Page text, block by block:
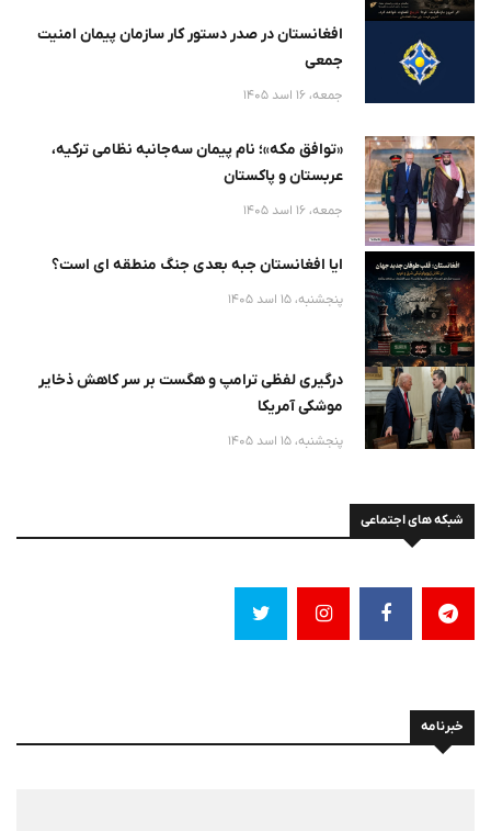
افغانستان در صدر دستور کار سازمان پیمان امنیت
جمعی
جمعه، 16 اسد 1405
«توافق مکه»؛ نام پیمان سه‌جانبه نظامی ترکیه،
عربستان و پاکستان
جمعه، 16 اسد 1405
ایا افغانستان جبه بعدی جنگ منطقه ای است؟
پنجشنبه، 15 اسد 1405
درگیری لفظی ترامپ و هگست بر سر کاهش ذخایر
موشکی آمریکا
پنجشنبه، 15 اسد 1405
شبکه های اجتماعی
خبرنامه